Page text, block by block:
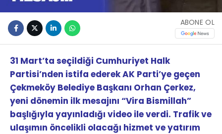
ABONE OL
31 Mart’ta seçildiği Cumhuriyet Halk
Partisi’nden istifa ederek AK Parti’ye geçen
Çekmeköy Belediye Başkanı Orhan Çerkez,
yeni dönemin ilk mesajını “Vira Bismillah”
başlığıyla yayınladığı video ile verdi. Trafik ve
ulaşımın öncelikli olacağı hizmet ve yatırım